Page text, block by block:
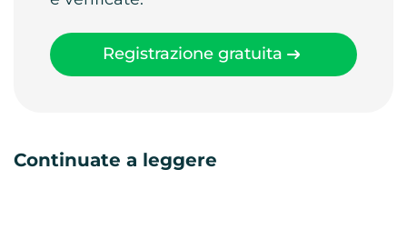
Registrazione gratuita
Continuate a leggere